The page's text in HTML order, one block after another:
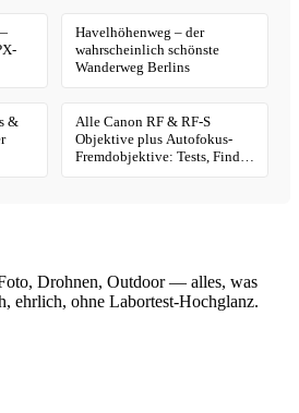
Havelhöhenweg – der
wahrscheinlich schönste
Wanderweg Berlins
&
Alle Canon RF & RF-S
Objektive plus Autofokus-
Fremdobjektive: Tests, Finder
Drohnen, Outdoor — alles, was
ehrlich, ohne Labortest-Hochglanz.